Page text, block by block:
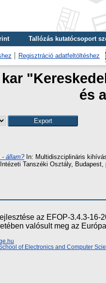
Tallózás kutatócsoport
Regisztráció adatfeltöltéshez
és
állam?In: Multidiszciplináris
Tanszéki Osztály,
az EFOP-3.4.3-
valósult meg az
of Electronics and Computer